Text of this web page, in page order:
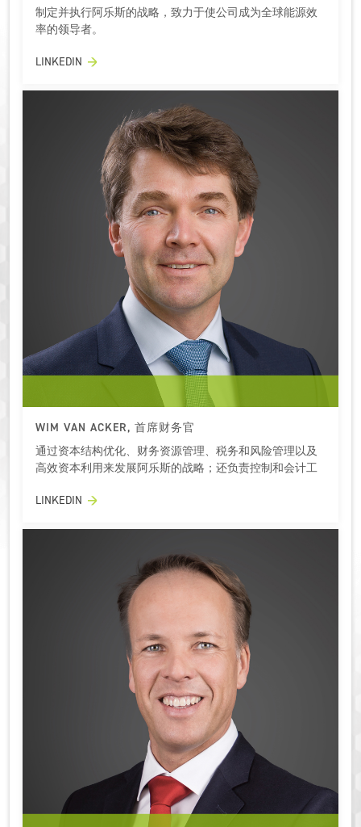
制定并执行阿乐斯的战略，致力于使公司成为全球能源效
率的领导者。
LINKEDIN
WIM VAN ACKER, 首席财务官
通过资本结构优化、财务资源管理、税务和风险管理以及
高效资本利用来发展阿乐斯的战略；还负责控制和会计工
LINKEDIN